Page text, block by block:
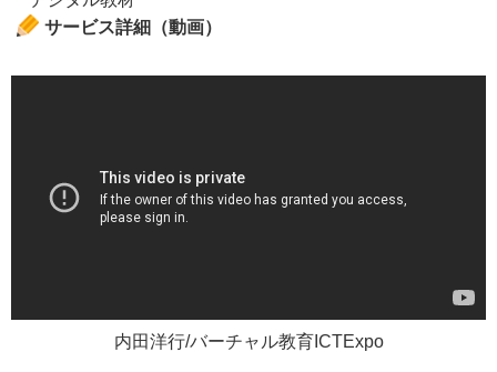
サービス詳細（動画）
内田洋行/バーチャル教育ICTExpo